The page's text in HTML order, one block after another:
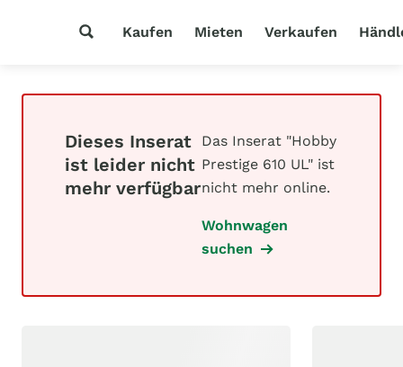
Kaufen Mieten Verkaufen
Dieses Inserat
ist leider nicht
mehr verfügbar
Das Inserat "Hobby
Prestige 610 UL" ist
nicht mehr online.
Wohnwagen
suchen